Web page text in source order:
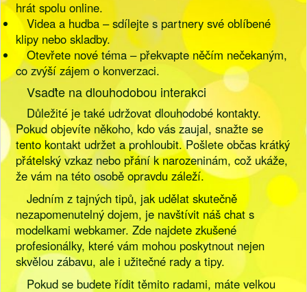
hrát spolu online.
Videa a hudba – sdílejte s partnery své oblíbené
klipy nebo skladby.
Otevřete nové téma – překvapte něčím nečekaným,
co zvýší zájem o konverzaci.
Vsaďte na dlouhodobou interakci
Důležité je také udržovat dlouhodobé kontakty.
Pokud objevíte někoho, kdo vás zaujal, snažte se
tento kontakt udržet a prohloubit. Pošlete občas krátký
přátelský vzkaz nebo přání k narozeninám, což ukáže,
že vám na této osobě opravdu záleží.
Jedním z tajných tipů, jak udělat skutečně
nezapomenutelný dojem, je navštívit náš chat s
modelkami webkamer. Zde najdete zkušené
profesionálky, které vám mohou poskytnout nejen
skvělou zábavu, ale i užitečné rady a tipy.
Pokud se budete řídit těmito radami, máte velkou